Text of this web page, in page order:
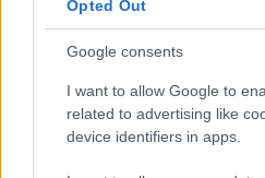
Opted Out
Google consents
I want to allow Google to
related to advertising like
device identifiers in apps.
Tormentas y calor
advierte sobre
en España
España se prepara para una